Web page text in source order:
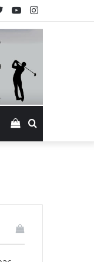
Instagram
YouTube
Twitter
Смотреть